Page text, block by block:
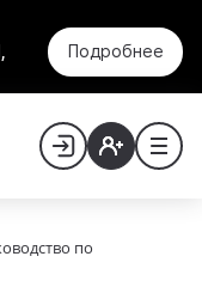
Подробнее
по